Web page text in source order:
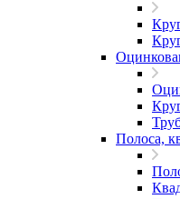
Полоса,